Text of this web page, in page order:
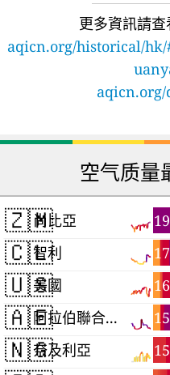
更多資訊請查
aqicn.org/historical/
空气质量
🇿🇲尚比亞
🇨🇱
智利
🇺🇸
美國
🇦🇪 阿拉伯聯合大公國
🇳🇬奈及利亞